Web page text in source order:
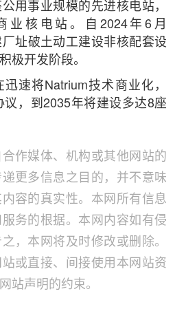
用事业规模的先进核电站，
业核电站。自2024年6月
址破土动工建设非核配套设
极开发阶段。
速将Natrium技术商业化，
议，到2035年将建设多达8座
作媒体、机构或其他网站的
更多信息之目的，并不意味
容的真实性。本网所有信息
务的根据。本网内容如有侵
，本网将及时修改或删除。
或直接、间接使用本网站资
站声明的约束。